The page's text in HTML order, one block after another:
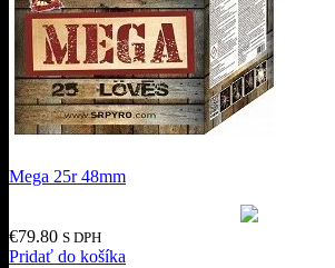
Mega 25r 48mm
€79.80 S DPH
Pridať do košíka